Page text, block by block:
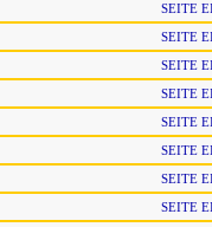
SEITE
SEITE
SEITE
SEITE
SEITE
SEITE
SEITE
SEITE